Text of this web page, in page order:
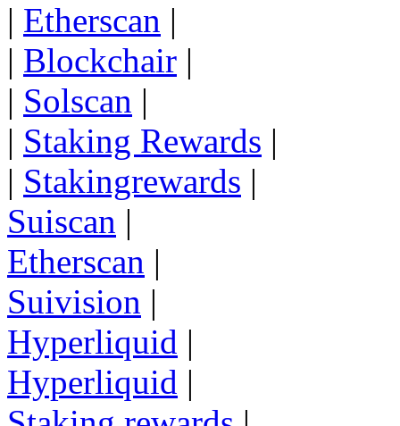
| Etherscan |
| Blockchair |
| Solscan |
| Staking Rewards |
| Stakingrewards |
Suiscan |
Etherscan |
Suivision |
Hyperliquid |
Hyperliquid |